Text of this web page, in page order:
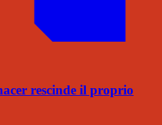
rescinde il proprio